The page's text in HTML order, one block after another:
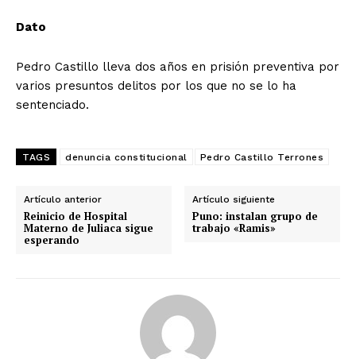
Dato
Pedro Castillo lleva dos años en prisión preventiva por
varios presuntos delitos por los que no se lo ha
sentenciado.
TAGS denuncia constitucional Pedro Castillo Terrones
Artículo anterior
Reinicio de Hospital
Materno de Juliaca sigue
esperando
Artículo siguiente
Puno: instalan grupo de
trabajo «Ramis»